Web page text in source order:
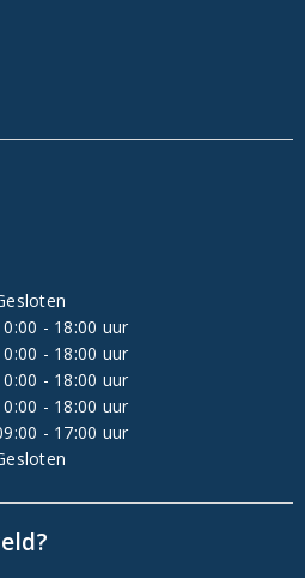
- 18:00 uur
- 18:00 uur
- 18:00 uur
- 18:00 uur
- 17:00 uur